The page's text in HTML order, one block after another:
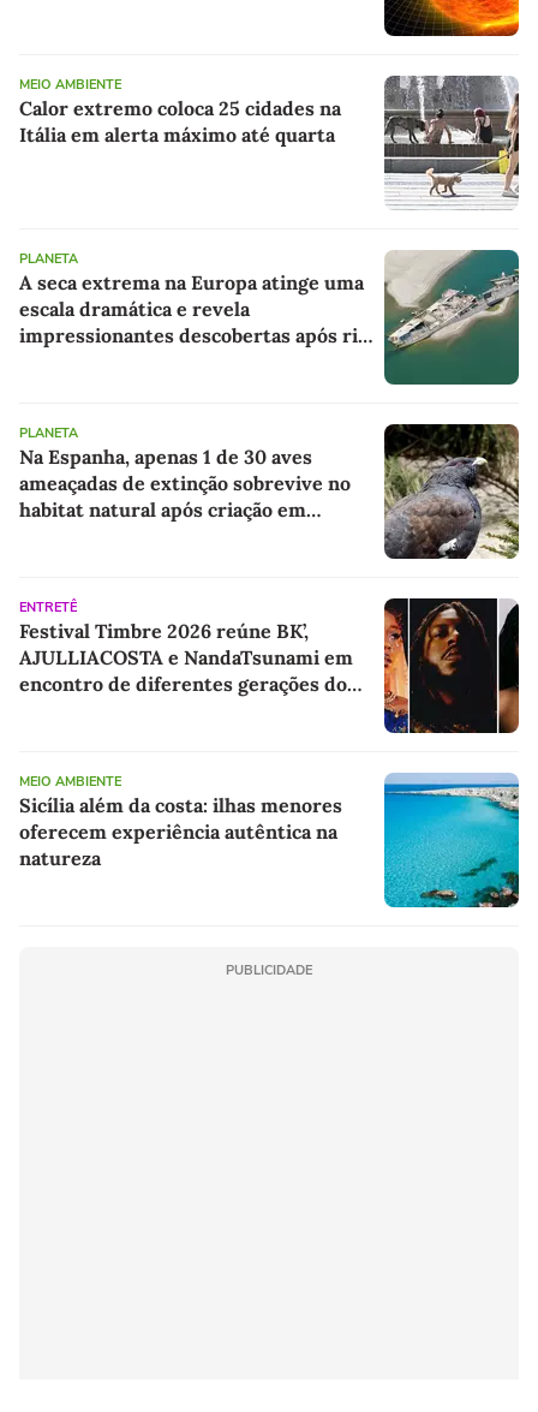
MEIO AMBIENTE
Calor extremo coloca 25 cidades na
Itália em alerta máximo até quarta
PLANETA
A seca extrema na Europa atinge uma
escala dramática e revela
impressionantes descobertas após rio
PLANETA
Na Espanha, apenas 1 de 30 aves
ameaçadas de extinção sobrevive no
habitat natural após criação em
ENTRETÊ
Festival Timbre 2026 reúne BK’,
AJULLIACOSTA e NandaTsunami em
encontro de diferentes gerações do
MEIO AMBIENTE
Sicília além da costa: ilhas menores
oferecem experiência autêntica na
natureza
PUBLICIDADE